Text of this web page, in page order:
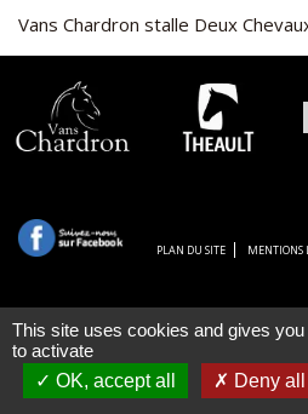
Vans Chardron stalle Deux
PLAN DU SITE MENTIONS
This site uses cookies and gives
to activate
OK, accept all
Deny